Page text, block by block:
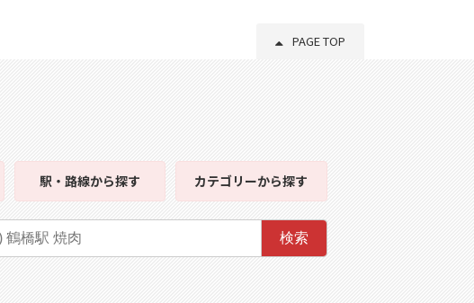
PAGE TOP
駅・路線から探す カテゴリーから探す
検索